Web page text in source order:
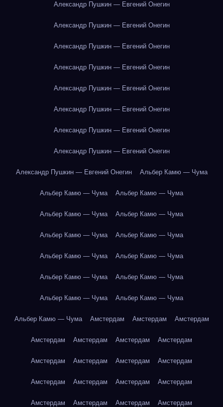
Александр Пушкин — Евгений Онегин
Александр Пушкин — Евгений Онегин
Александр Пушкин — Евгений Онегин
Александр Пушкин — Евгений Онегин
Александр Пушкин — Евгений Онегин
Александр Пушкин — Евгений Онегин
Александр Пушкин — Евгений Онегин
Александр Пушкин — Евгений Онегин
Александр Пушкин — Евгений Онегин Альбер Камю — Чума
Альбер Камю — Чума Альбер Камю — Чума
Альбер Камю — Чума Альбер Камю — Чума
Альбер Камю — Чума Альбер Камю — Чума
Альбер Камю — Чума Альбер Камю — Чума
Альбер Камю — Чума Альбер Камю — Чума
Альбер Камю — Чума Альбер Камю — Чума
Альбер Камю — Чума Амстердам Амстердам Амстердам
Амстердам Амстердам Амстердам Амстердам
Амстердам Амстердам Амстердам Амстердам
Амстердам Амстердам Амстердам Амстердам
Амстердам Амстердам Амстердам Амстердам